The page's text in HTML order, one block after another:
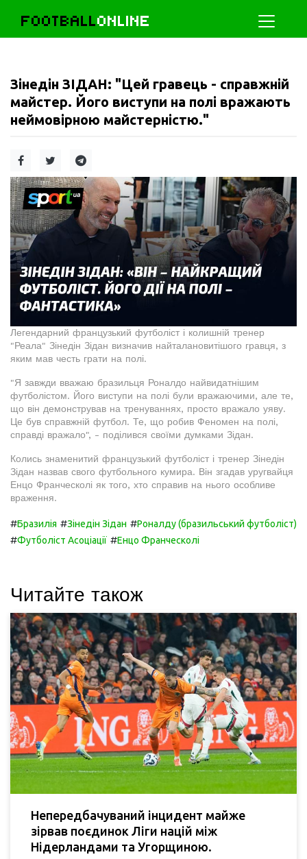
FOOTBALLONLINE
Зінедін ЗІДАН: "Цей гравець - справжній
майстер. Його виступи на полі вражають
неймовірною майстерністю."
Легендарний французький футболіст і колишній тренер
"Реала" Зінедін Зідан визначив найталановитішого гравця, з
яким мав честь грати на полі.
"Я завжди вважаю бразильця Роналдо найвидатнішим
футболістом. Його виступи на полі були вражаючими, але те,
що він демонстрував на тренуваннях, просто вражало уяву.
Це був справжній футбол. Те, що робив Феномен на полі,
справді вражало", - поділився своїми думками Зідан.
Колись знаменитий французький футболіст і тренер Зінедін
Зідан назвав свого футбольного кумира. Він згадав уругвайця
Енцо Франческолі як того, хто справив на нього особливе
враження.
#Бразилія #Зінедін Зідан #Роналду (бразильський футболіст)
#Футболіст Асоціації #Енцо Франческолі
Читайте також
Непередбачуваний інцидент майже
зірвав поєдинок Ліги націй між
Нідерландами та Угорщиною.